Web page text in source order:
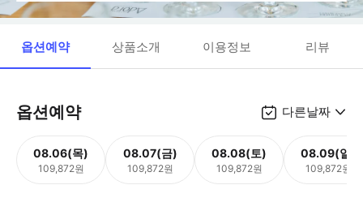
옵션예약 상품소개 이용정보 리뷰
옵션예약 다른날짜
08.06(목)
109,872원
08.07(금)
109,872원
08.08(토)
109,872원
08.09(일)
109,872원